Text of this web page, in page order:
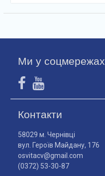
Ми у соцмережах
Контакти
58029 м. Чернівці
вул. Героїв Майдану, 176
osvitacv@gmail.com
(0372) 53-30-87